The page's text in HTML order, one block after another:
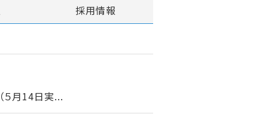
採用情報
５月14日実...